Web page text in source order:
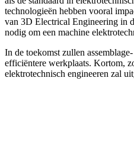
technologieën hebben vooral
van 3D Electrical Engineering in
nodig om een machine
In de toekomst zullen
efficiëntere werkplaats. Kortom,
elektrotechnisch engineeren zal